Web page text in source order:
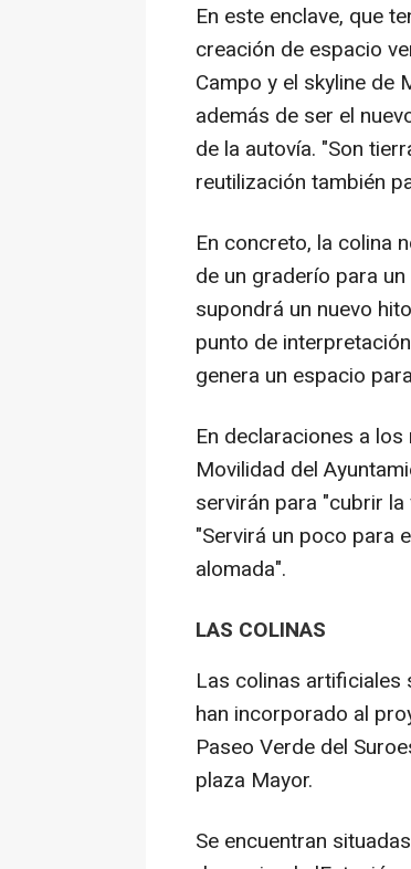
En este enclave, que
creación de espacio
Campo y el skyline de
además de ser el
de la autovía. "Son
reutilización también
En concreto, la colina
de un graderío para
supondrá un nuevo
punto de
genera un espacio
En declaraciones a
Movilidad del
servirán para "cubrir
"Servirá un poco para
alomada".
LAS COLINAS
Las colinas artificiales
han incorporado al
Paseo Verde del
plaza Mayor.
Se encuentran